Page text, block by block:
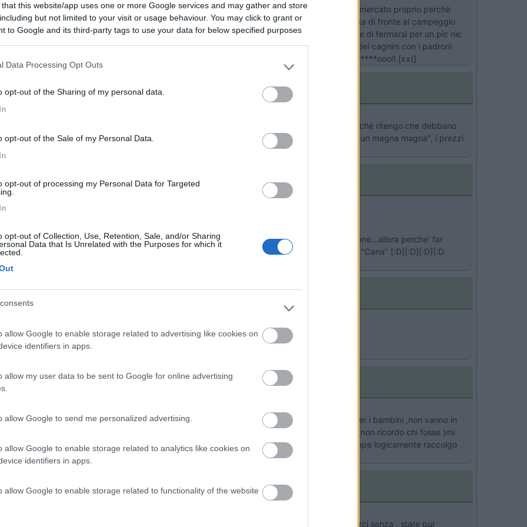
that this website/app uses one or more Google services and may gather and store
but not limited to your visit or usage behaviour. You may click to grant or
to Google and its third-party tags to use your data for below specified purposes
Data Processing Opt Outs
opt-out of the Sharing of my personal data.
opt-out of the Sale of my Personal Data.
opt-out of processing my Personal Data for Targeted
opt-out of Collection, Use, Retention, Sale, and/or Sharing
Data that Is Unrelated with the Purposes for which it
allow Google to enable storage related to advertising like cookies on
identifiers in apps.
allow my user data to be sent to Google for online advertising
allow Google to send me personalized advertising.
allow Google to enable storage related to analytics like cookies on
identifiers in apps.
allow Google to enable storage related to functionality of the website
andiamo noi spesso in Liguria, accettano gli animali, la tariffa non è propriamente a buon mercato proprio perchè
che è uno dei pochi campeggi sul mare in zona, peccato che per tutto l'inverno la spiaggetta di fronte al campeggio
sederti e l'odore era nauseante...ho visto diverse famigliole arrivare con l'intenzione di fermarsi per un pic nic
è una bella pubblicità nè per il posto nè per il campeggio perchè si vedeva l'andi rivieni dei cagnini con i padroni
animali ma i miei ca@@no in camper e mi sono vergognata come un ladro per loro...che ******ooo!! [xx(]
i proprietari che non dovrebbero essere accettati! [}:)] Non ho animali e non ne voglio poiché ritengo che debbano
avendo tempo necessario da dedicare evito. tornando al tema del post concordo che sia "un magna magna", i prezzi
[}:)][}:)] Almeno questa la mia convinzione [8D]
data 04/05/2011 18:36:35 (
cane non usa i servizi,un cane non fa' la baby dance,ad un cane non serve l'animazione...allora perche' far
hai elencato, continuamente si lamenta, addirittura pretente che gli rimediano anche una "Cana" [:D][:D][:D][:D
04/05/2011 19:19:50 (Visualizza messaggio in nuova finestra)>
io se avessi visto un cane tirare fuori il denaro e pagare me lo sarei ricordato [:D][:D][:D]
non si può entrare con i cani ,perchè quelli che si lamentano, che hanno paura per loro o per i bambini ,non vanno in
Propri qua su COL dissi che il mio cane sta legato dentro i limiti della mia piazzola e (non ricordo chi fosse )mi
anche dalla mia piazzola [xx(] Quando vado in campeggio in Croazia pago e nessuno rompe logicamente raccolgo
pagare anche un cane o altro animale e vi da fastidio basta non andarci o se possibile andarci senza , state pur